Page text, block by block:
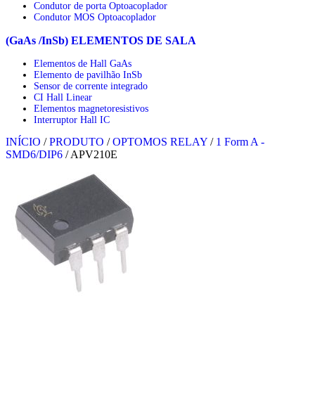
Condutor de porta Optoacoplador
Condutor MOS Optoacoplador
(GaAs /InSb) ELEMENTOS DE SALA
Elementos de Hall GaAs
Elemento de pavilhão InSb
Sensor de corrente integrado
CI Hall Linear
Elementos magnetoresistivos
Interruptor Hall IC
INÍCIO / PRODUTO / OPTOMOS RELAY / 1 Form A -
SMD6/DIP6 / APV210E